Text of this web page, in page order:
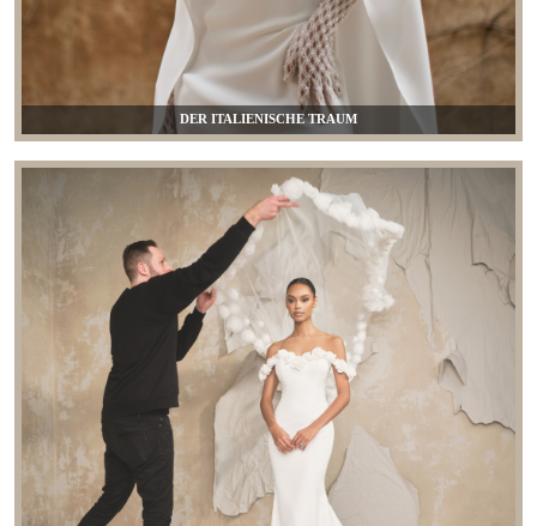
DER ITALIENISCHE TRAUM